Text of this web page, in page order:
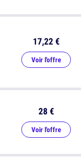
17,22 €
Voir l'offre
28 €
Voir l'offre